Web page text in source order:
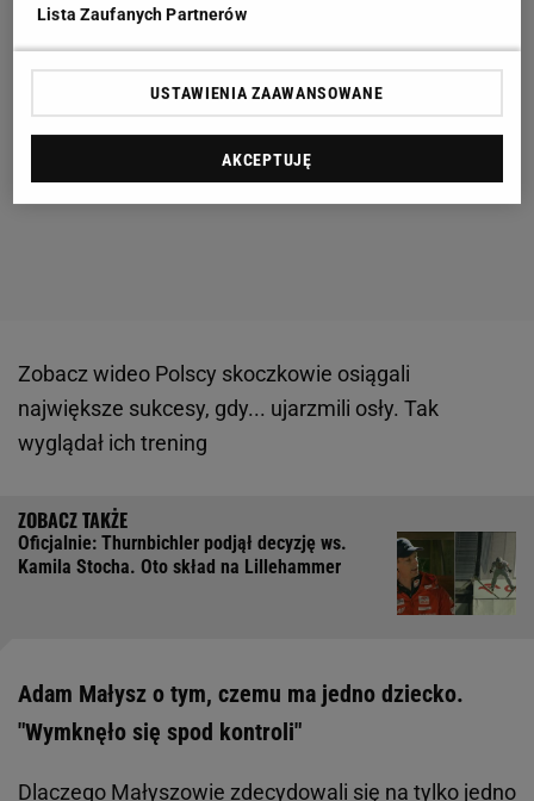
Zobacz wideo Polscy skoczkowie osiągali
największe sukcesy, gdy... ujarzmili osły. Tak
wyglądał ich trening
Oficjalnie: Thurnbichler podjął decyzję ws.
Kamila Stocha. Oto skład na Lillehammer
Adam Małysz o tym, czemu ma jedno dziecko.
"Wymknęło się spod kontroli"
Dlaczego Małyszowie zdecydowali się na tylko jedno
Lista Zaufanych Partnerów
USTAWIENIA ZAAWANSOWANE
AKCEPTUJĘ